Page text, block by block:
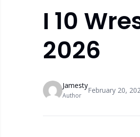
I 10
2026
Jamesty
Author
February 20,